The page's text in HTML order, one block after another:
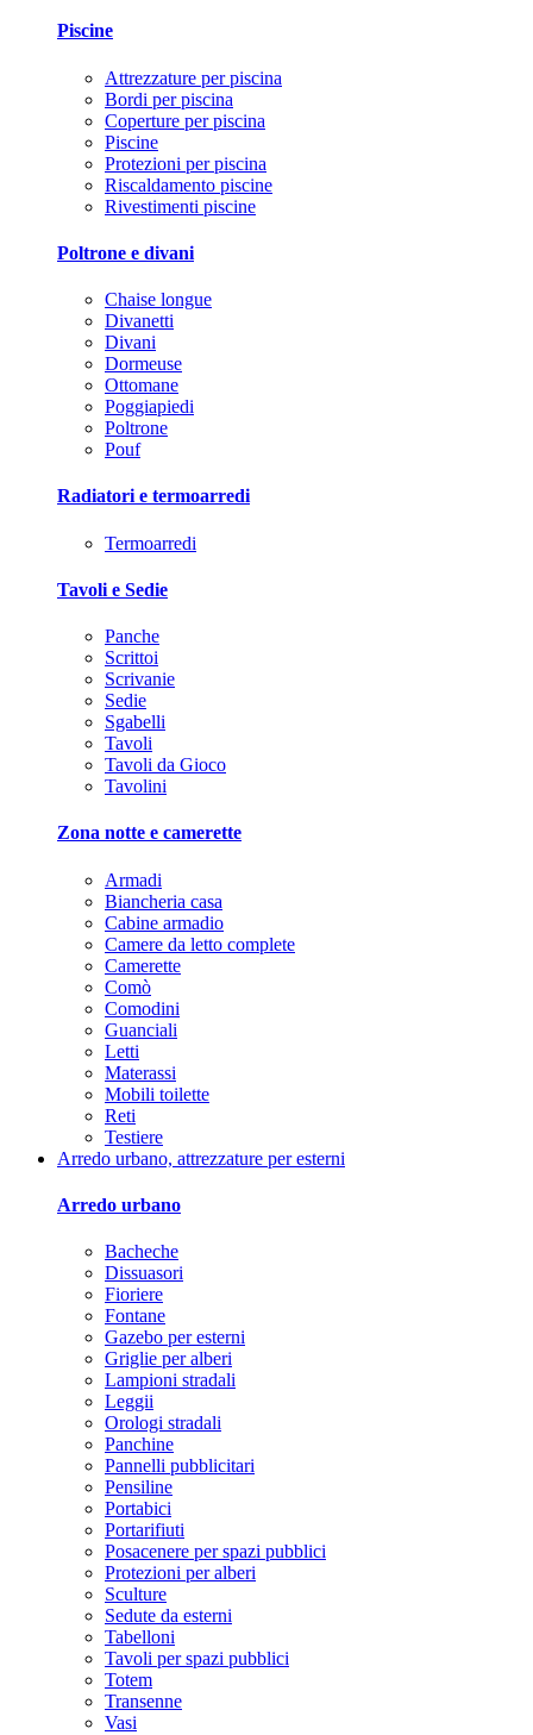
Piscine
Attrezzature per piscina
Bordi per piscina
Coperture per piscina
Piscine
Protezioni per piscina
Riscaldamento piscine
Rivestimenti piscine
Poltrone e divani
Chaise longue
Divanetti
Divani
Dormeuse
Ottomane
Poggiapiedi
Poltrone
Pouf
Radiatori e termoarredi
Termoarredi
Tavoli e Sedie
Panche
Scrittoi
Scrivanie
Sedie
Sgabelli
Tavoli
Tavoli da Gioco
Tavolini
Zona notte e camerette
Armadi
Biancheria casa
Cabine armadio
Camere da letto complete
Camerette
Comò
Comodini
Guanciali
Letti
Materassi
Mobili toilette
Reti
Testiere
Arredo urbano, attrezzature per esterni
Arredo urbano
Bacheche
Dissuasori
Fioriere
Fontane
Gazebo per esterni
Griglie per alberi
Lampioni stradali
Leggii
Orologi stradali
Panchine
Pannelli pubblicitari
Pensiline
Portabici
Portarifiuti
Posacenere per spazi pubblici
Protezioni per alberi
Sculture
Sedute da esterni
Tabelloni
Tavoli per spazi pubblici
Totem
Transenne
Vasi